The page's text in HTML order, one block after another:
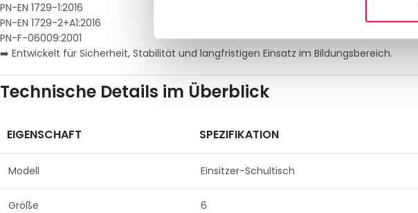
PN-EN 1729-1:2016
PN-EN 1729-2+A1:2016
PN-F-06009:2001
➡️ Entwickelt für Sicherheit, Stabilität und langfristigen Einsatz im Bildungsbereich.
Technische Details im Überblick
EIGENSCHAFT SPEZIFIKATION
Modell Einsitzer-Schultisch
Größe 6